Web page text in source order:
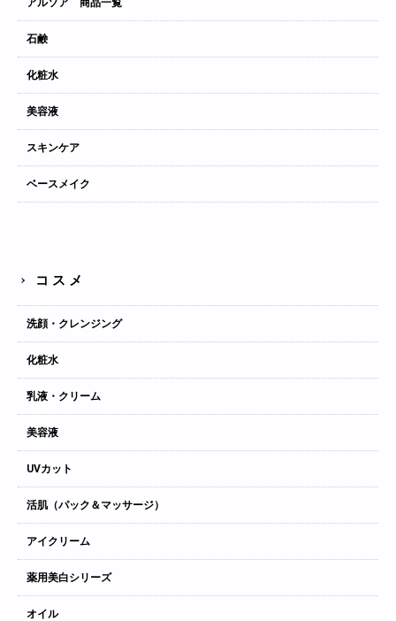
石鹸
化粧水
美容液
スキンケア
ベースメイク
コスメ
洗顔・クレンジング
化粧水
乳液・クリーム
美容液
UVカット
活肌（パック＆マッサージ）
アイクリーム
薬用美白シリーズ
オイル